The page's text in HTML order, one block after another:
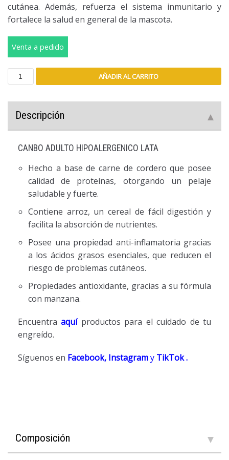
cutánea. Además, refuerza el sistema inmunitario y
fortalece la salud en general de la mascota.
Venta a pedido
AÑADIR AL CARRITO
Descripción
CANBO ADULTO HIPOALERGENICO LATA
Hecho a base de carne de cordero que posee
calidad de proteínas, otorgando un pelaje
saludable y fuerte.
Contiene arroz, un cereal de fácil digestión y
facilita la absorción de nutrientes.
Posee una propiedad anti-inflamatoria gracias
a los ácidos grasos esenciales, que reducen el
riesgo de problemas cutáneos.
Propiedades antioxidante, gracias a su fórmula
con manzana.
Encuentraaquí productos para el cuidado de tu
engreído.
Síguenos en Facebook, Instagramy TikTok.
Composición